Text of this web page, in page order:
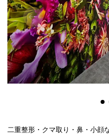
二重整形・クマ取り・鼻・小顔